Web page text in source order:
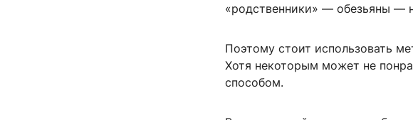
«родственники» — обезьяны —
Поэтому стоит использовать
Хотя некоторым может не
способом.